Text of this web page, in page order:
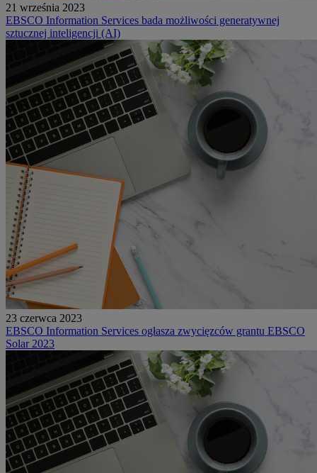
21 września 2023
EBSCO Information Services bada możliwości generatywnej
sztucznej inteligencji (AI)
23 czerwca 2023
EBSCO Information Services ogłasza zwycięzców grantu EBSCO
Solar 2023